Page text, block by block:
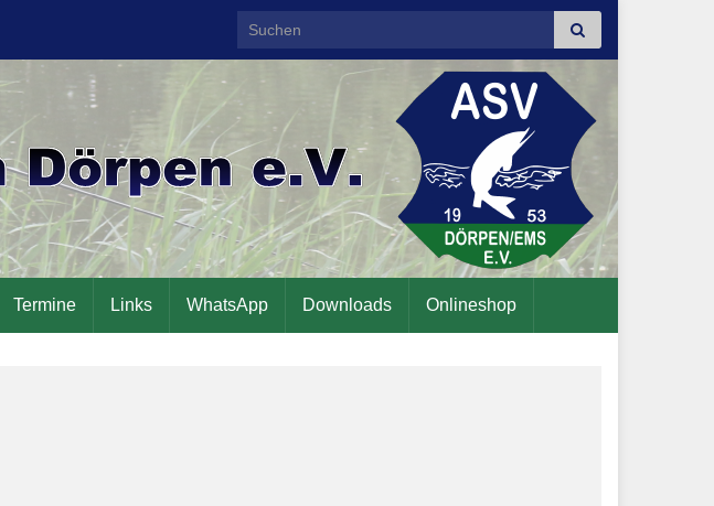
Search for:
Termine Links WhatsApp Downloads Onlineshop